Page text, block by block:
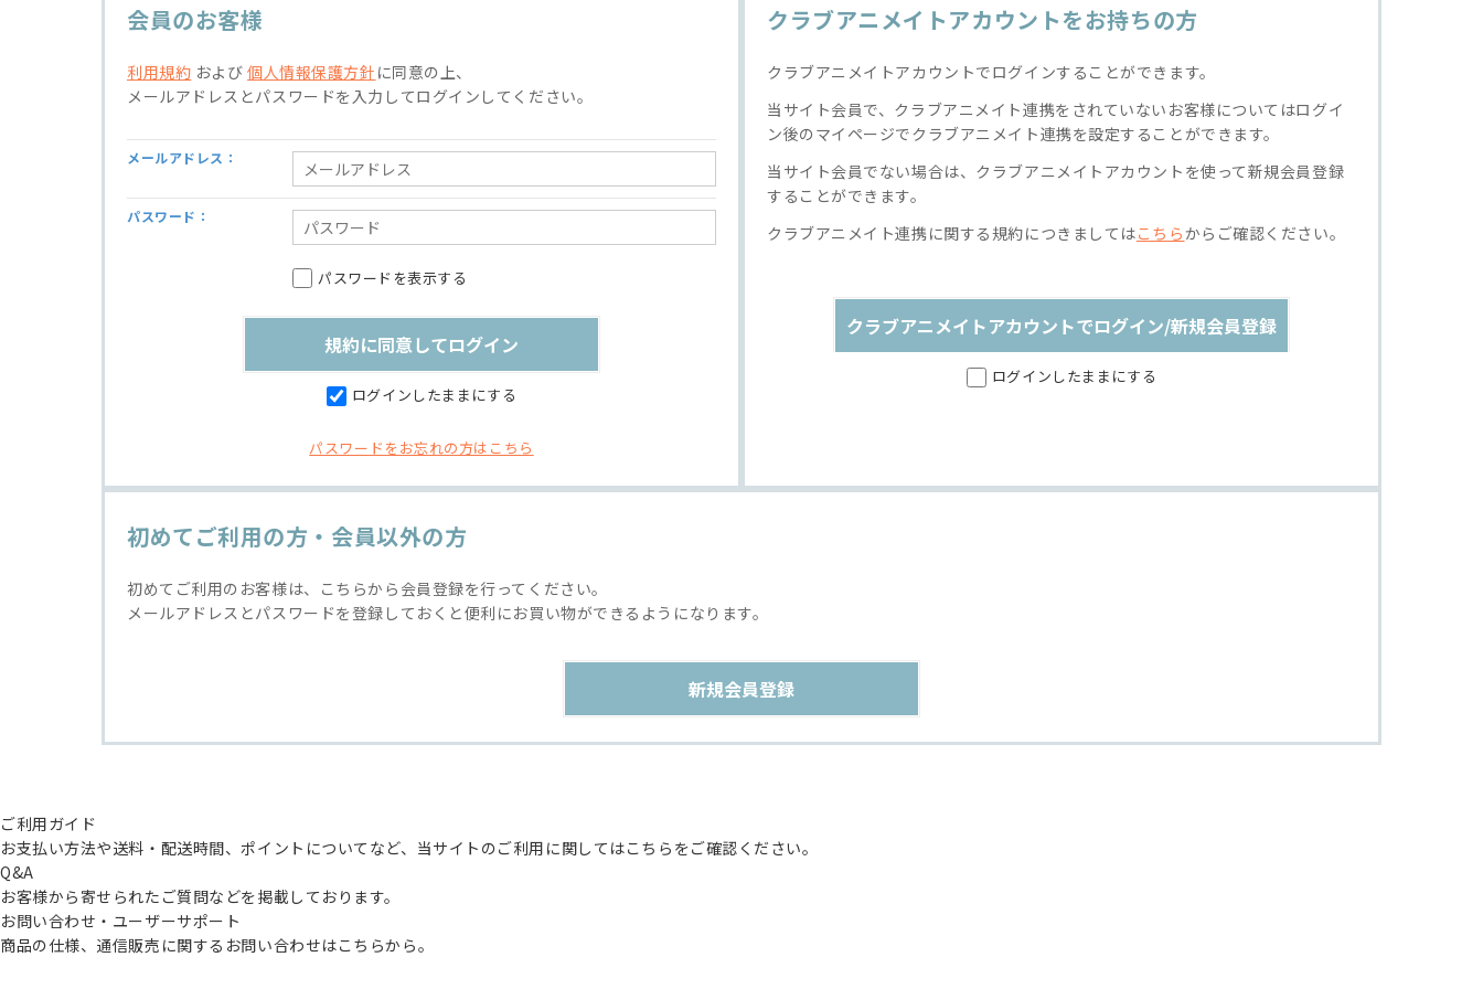
会員のお客様
利用規約 および個人情報保護方針 に同意の上、
メールアドレスとパスワードを入力してログインしてください。
メールアドレス：
パスワード：
パスワードを表示する
ログインしたままにする
パスワードをお忘れの方はこちら
クラブアニメイトアカウントをお持ちの方
クラブアニメイトアカウントでログインすることができます。
当サイト会員で、クラブアニメイト連携をされていないお客様についてはログイ
ン後のマイページでクラブアニメイト連携を設定することができます。
当サイト会員でない場合は、クラブアニメイトアカウントを使って新規会員登録
することができます。
クラブアニメイト連携に関する規約につきましてはこちらからご確認ください。
クラブアニメイトアカウントでログイン/新規会員登録
ログインしたままにする
初めてご利用の方・会員以外の方
初めてご利用のお客様は、こちらから会員登録を行ってください。
メールアドレスとパスワードを登録しておくと便利にお買い物ができるようになります。
ご利用ガイド
お支払い方法や送料・配送時間、ポイントについてなど、当サイトのご利用に関してはこちらをご確認ください。
Q&A
お客様から寄せられたご質問などを掲載しております。
お問い合わせ・ユーザーサポート
商品の仕様、通信販売に関するお問い合わせはこちらから。